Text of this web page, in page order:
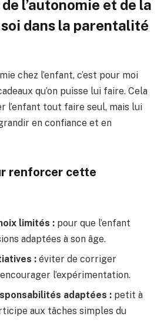
l’autonomie et de la
dans la parentalité
chez l’enfant, c’est pour moi
qu’on puisse lui faire. Cela
l’enfant tout faire seul, mais lui
en confiance et en
renforcer cette
limités : pour que l’enfant
adaptées à son âge.
: éviter de corriger
l’expérimentation.
adaptées : petit à
aux tâches simples du